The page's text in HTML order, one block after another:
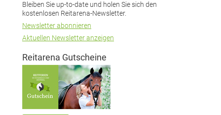
Bleiben Sie up-to-date und holen Sie sich den
kostenlosen Reitarena-Newsletter.
Newsletter abonnieren
Aktuellen Newsletter anzeigen
Reitarena Gutscheine